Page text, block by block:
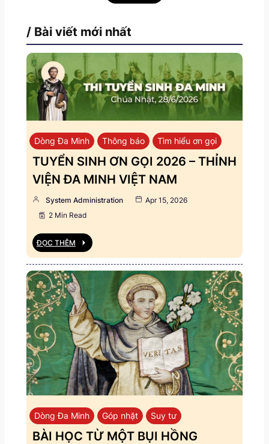
/ Bài viết mới nhất
Dòng Đa Minh Thông báo Tìm hiểu ơn gọi
TUYỂN SINH ƠN GỌI 2026 – THỈNH
VIỆN ĐA MINH VIỆT NAM
System Administration
Apr 15, 2026
2 Min Read
ĐỌC THÊM
Dòng Đa Minh Góp nhặt Suy tư
BÀI HỌC TỪ MỘT BỤI HỒNG